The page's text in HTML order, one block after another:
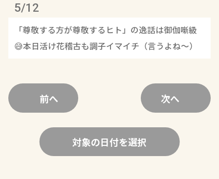
5/12
「尊敬する方が尊敬するヒト」の逸話は御伽噺級
😅本日活け花稽古も調子イマイチ（言うよね～）
前へ 次へ
対象の日付を選択